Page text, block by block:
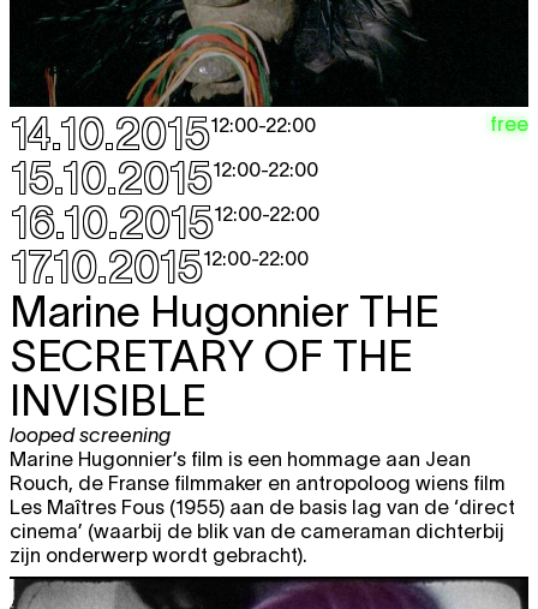
14.10.201512:00-22:00
15.10.201512:00-22:00
16.10.201512:00-22:00
17.10.201512:00-22:00
free
Marine Hugonnier THE
SECRETARY OF THE
INVISIBLE
looped screening
Marine Hugonnier’s film is een hommage aan Jean
Rouch, de Franse filmmaker en antropoloog wiens film
Les Maîtres Fous (1955) aan de basis lag van de ‘direct
cinema’ (waarbij de blik van de cameraman dichterbij
zijn onderwerp wordt gebracht).